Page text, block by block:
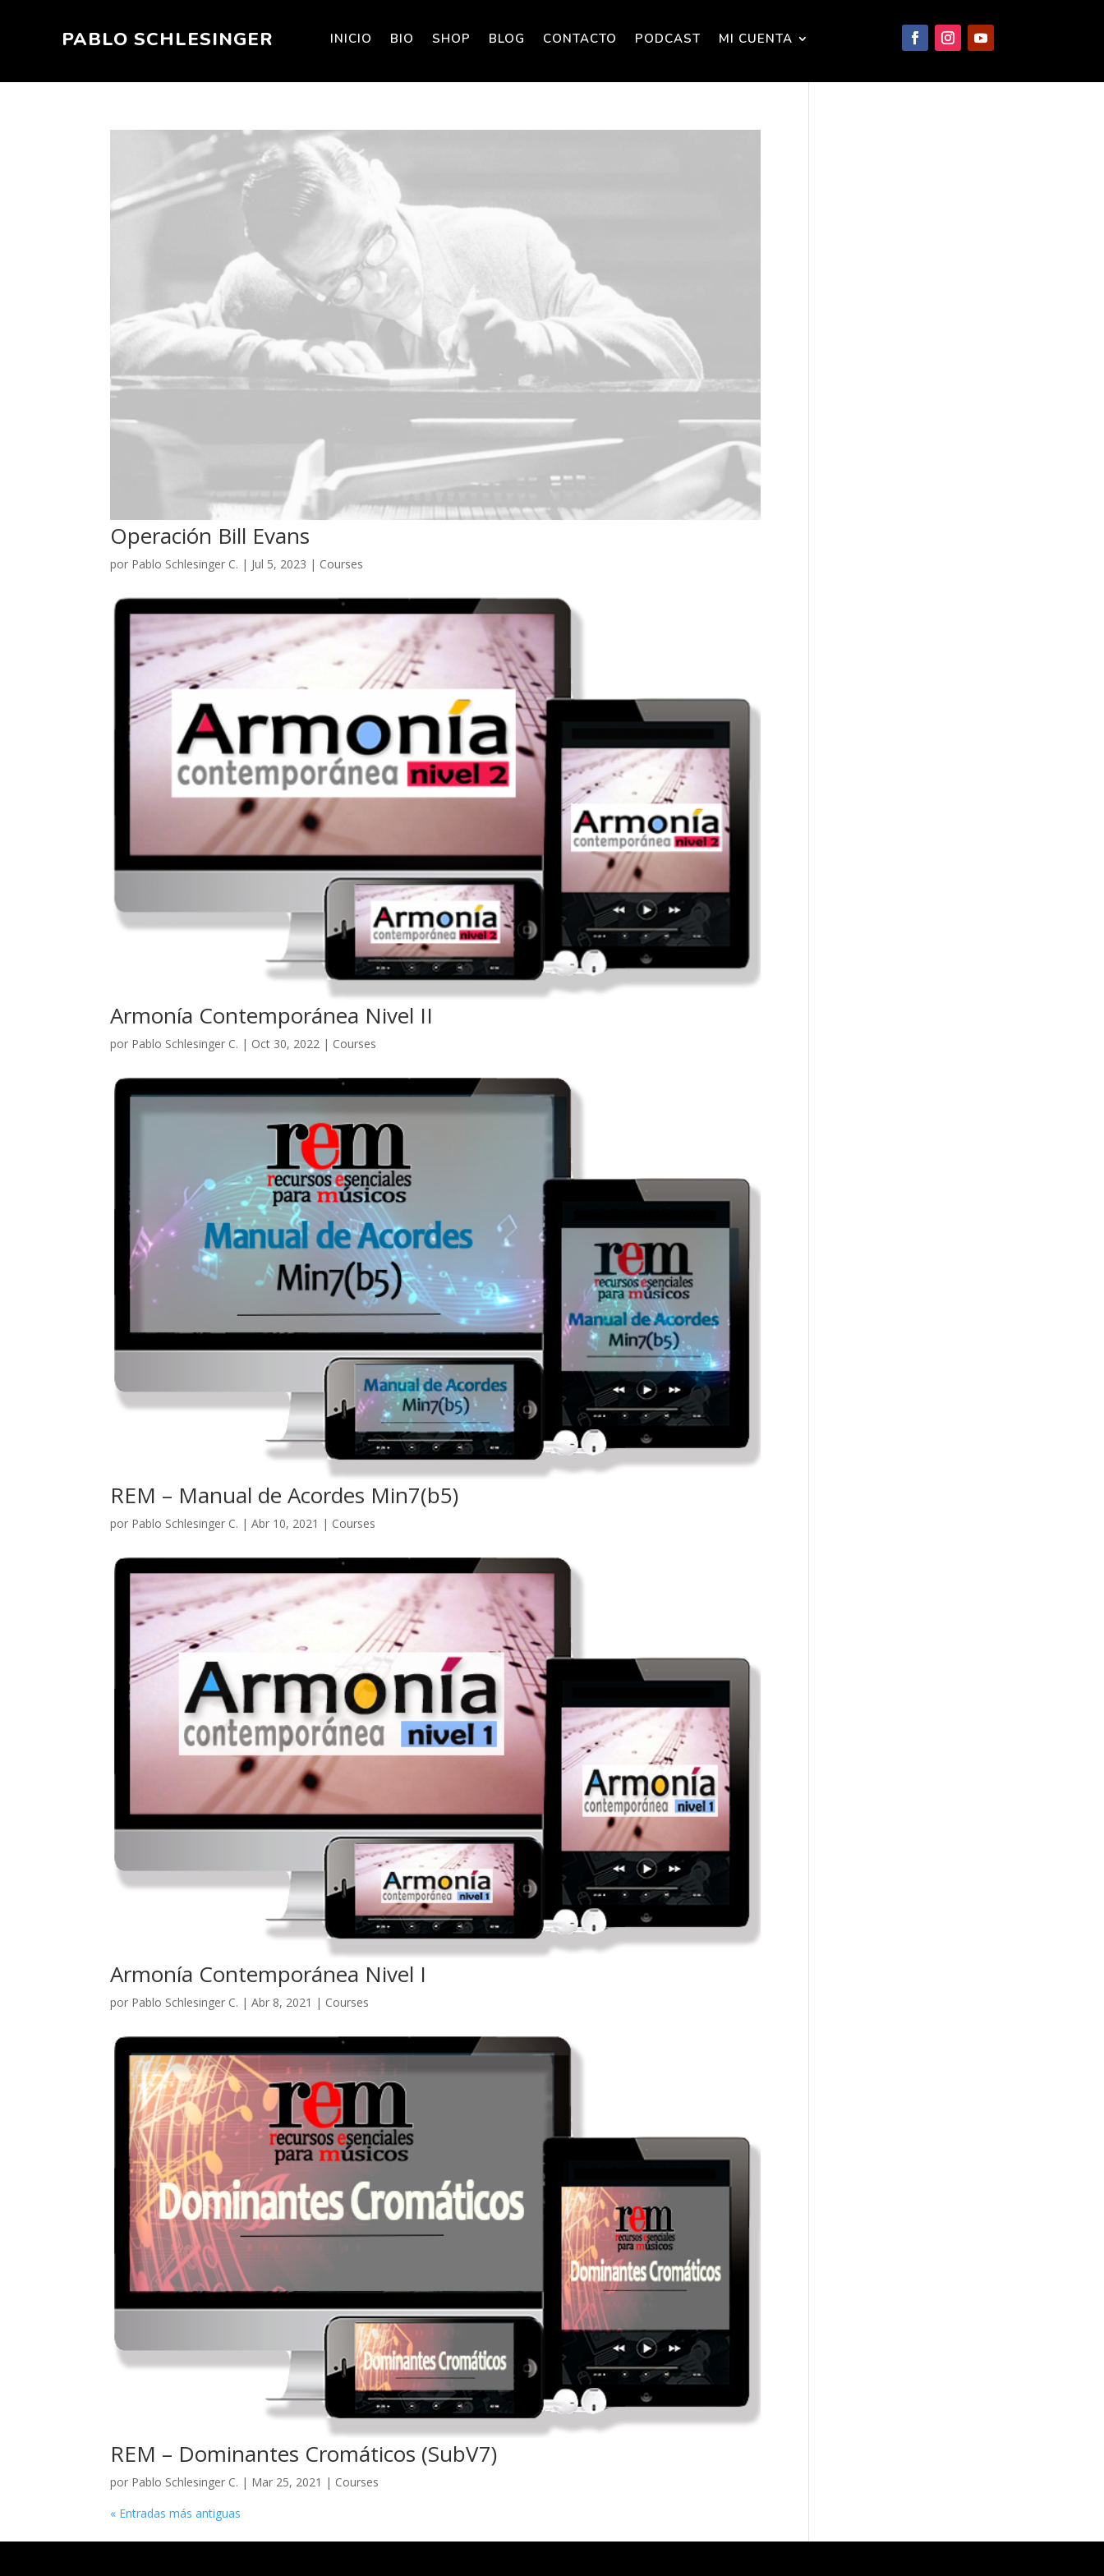
PABLO SCHLESINGER INICIO BIO SHOP BLOG CONTACTO PODCAST MI CUENTA
Operación Bill Evans
por Pablo Schlesinger C. | Jul 5, 2023 | Courses
Armonía Contemporánea Nivel II
por Pablo Schlesinger C. | Oct 30, 2022 | Courses
REM – Manual de Acordes Min7(b5)
por Pablo Schlesinger C. |Abr 10, 2021 | Courses
Armonía Contemporánea Nivel I
por Pablo Schlesinger C. |Abr 8, 2021 | Courses
REM – Dominantes Cromáticos (SubV7)
por Pablo Schlesinger C. | Mar 25, 2021 | Courses
« Entradas más antiguas